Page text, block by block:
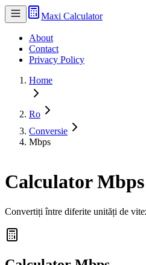
Maxi Calculator
About
Contact
Privacy Policy
Home
Ro
Conversie
Mbps
Calculator Mbps
Convertiți între diferite unități de